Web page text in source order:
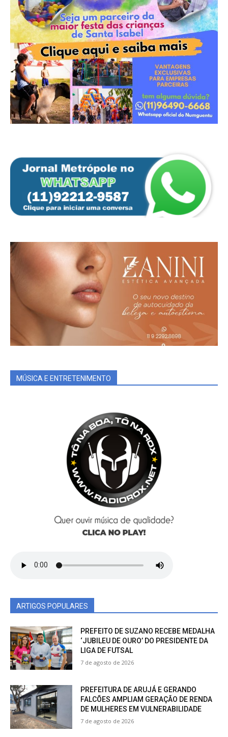
MÚSICA E ENTRETENIMENTO
ARTIGOS POPULARES
PREFEITO DE SUZANO RECEBE MEDALHA
‘JUBILEU DE OURO’ DO PRESIDENTE DA
LIGA DE FUTSAL
7 de agosto de 2026
PREFEITURA DE ARUJÁ E GERANDO
FALCÕES AMPLIAM GERAÇÃO DE RENDA
DE MULHERES EM VULNERABILIDADE
7 de agosto de 2026